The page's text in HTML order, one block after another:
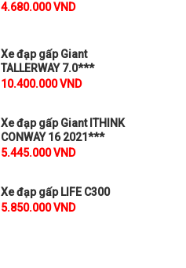
4.680.000 VND
Xe đạp gấp Giant
TALLERWAY 7.0***
10.400.000 VND
Xe đạp gấp Giant ITHINK
CONWAY 16 2021***
5.445.000 VND
Xe đạp gấp LIFE C300
5.850.000 VND